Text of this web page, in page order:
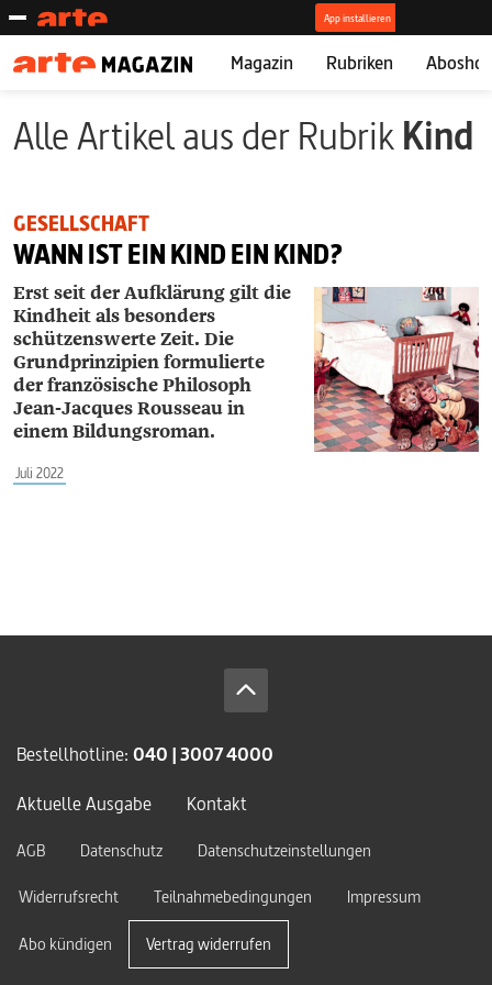
Magazin Rubriken
Alle Artikel aus der RubrikKind
GESELLSCHAFT
WANN IST EIN KIND EIN KIND?
Erst seit der Aufklärung gilt die
Kindheit als besonders
schützenswerte Zeit. Die
Grundprinzipien formulierte
der französische Philosoph
Jean-Jacques Rousseau in
einem Bildungsroman.
Juli 2022
Bestellhotline: 040 | 3007 4000
Aktuelle Ausgabe
Kontakt
AGB Datenschutz
Datenschutzeinstellungen
Widerrufsrecht
Teilnahmebedingungen Impressum
Abo kündigen Vertrag widerrufen